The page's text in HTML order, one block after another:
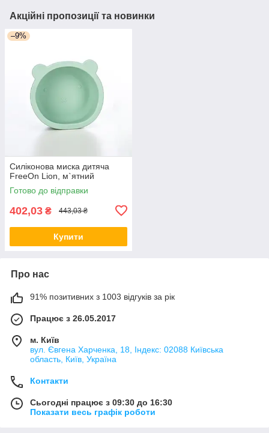
Акційні пропозиції та новинки
–9%
Силіконова миска дитяча
FreeOn Lion, м`ятний
Готово до відправки
402,03 ₴ 443,03 ₴
Купити
Про нас
91% позитивних з 1003 відгуків за рік
Працює з 26.05.2017
м. Київ
вул. Євгена Харченка, 18, Індекс: 02088 Київська
область, Київ, Україна
Контакти
Сьогодні працює з 09:30 до 16:30
Показати весь графік роботи